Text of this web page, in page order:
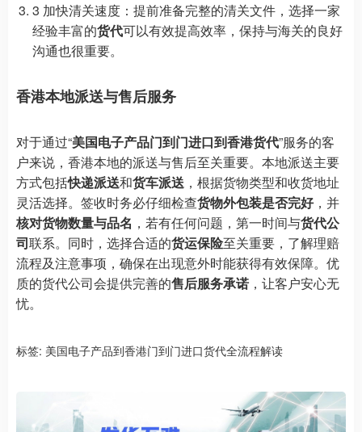
3 加快清关速度：提前准备完整的清关文件，选择一家
经验丰富的货代可以有效提高效率，保持与海关的良好
沟通也很重要。
香港本地派送与售后服务
对于通过“美国电子产品门到门进口到香港货代”服务的客
户来说，香港本地的派送与售后至关重要。本地派送主要
方式包括快递派送和货车派送 ，根据货物类型和收货地址
灵活选择。签收时务必仔细检查货物外包装是否完好，并
核对货物数量与品名 ，若有任何问题，第一时间与货代公
司联系。同时，选择合适的货运保险至关重要，了解理赔
流程及注意事项，确保在出现意外时能获得有效保障。优
质的货代公司会提供完善的售后服务承诺 ，让客户安心无
忧。
标签: 美国电子产品到香港门到门进口货代全流程解读